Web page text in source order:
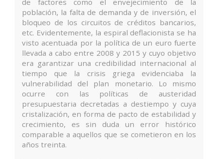
de factores como el envejecimiento de la
población, la falta de demanda y de inversión, el
bloqueo de los circuitos de créditos bancarios,
etc. Evidentemente, la espiral deflacionista se ha
visto acentuada por la política de un euro fuerte
llevada a cabo entre 2008 y 2015 y cuyo objetivo
era garantizar una credibilidad internacional al
tiempo que la crisis griega evidenciaba la
vulnerabilidad del plan monetario. Lo mismo
ocurre con las políticas de austeridad
presupuestaria decretadas a destiempo y cuya
cristalización, en forma de pacto de estabilidad y
crecimiento, es sin duda un error histórico
comparable a aquellos que se cometieron en los
años treinta.